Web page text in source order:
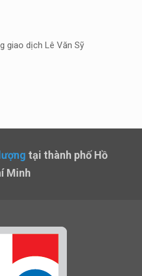
giao dịch Lê Văn Sỹ
tại thành phố Hồ
Minh